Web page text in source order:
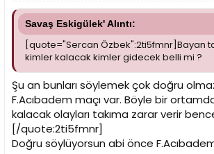
Savaş Eskigülek' Alıntı:
[quote="Sercan Özbek":2ti5fmnr]Bayan
kimler kalacak kimler gidecek belli mi ?
Şu an bunları söylemek çok doğru
F.Acıbadem maçı var. Böyle bir
kalacak olayları takıma zarar verir
[/quote:2ti5fmnr]
Doğru söylüyorsun abi önce